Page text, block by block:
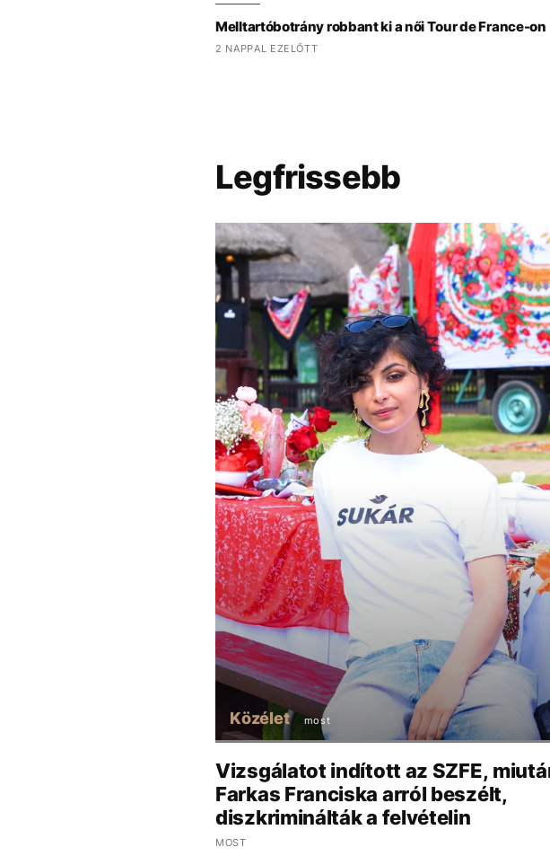
Melltartóbotrány robbant ki a női Tour de France-on
2 NAPPAL EZELŐTT
Legfrissebb
Közélet most
Vizsgálatot indított az SZFE,
Farkas Franciska arról beszélt,
diszkriminálták a felvételin
MOST